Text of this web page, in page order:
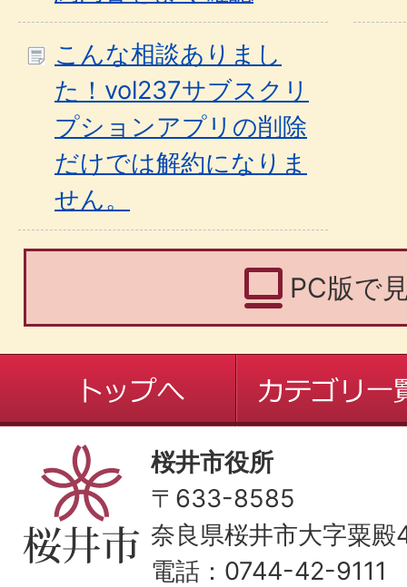
こんな相談ありまし
た！vol237サブスクリ
プションアプリの削除
だけでは解約になりま
せん。
PC版で
桜井市役所
〒633-8585
奈良県桜井市大字粟
電話：0744-42-9111